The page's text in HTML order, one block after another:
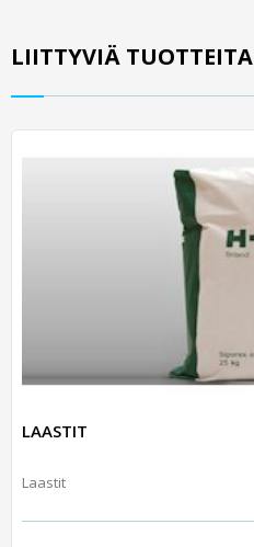
LIITTYVIÄ TUOTTEITA
LAASTIT
Laastit